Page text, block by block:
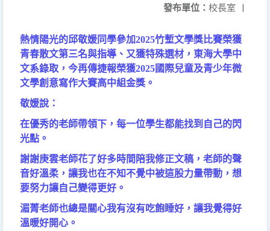
發布單位： 校長室 |
熱情陽光的邱敬媛同學參加2025竹塹文學獎比賽榮獲
青春散文第三名與指導、又獲特殊選材，東海大學中
文系錄取，今再傳捷報榮獲2025國際兒童及青少年微
文學創意寫作大賽高中組金獎。
敬媛說：
在優秀的老師帶領下，每一位學生都能找到自己的閃
光點。
謝謝庚雲老師花了好多時間陪我修正文稿，老師的聲
音好溫柔，讓我也在不知不覺中被這股力量帶動，想
要努力讓自己變得更好。
湄菁老師也總是關心我有沒有吃飽睡好，讓我覺得好
溫暖好開心。